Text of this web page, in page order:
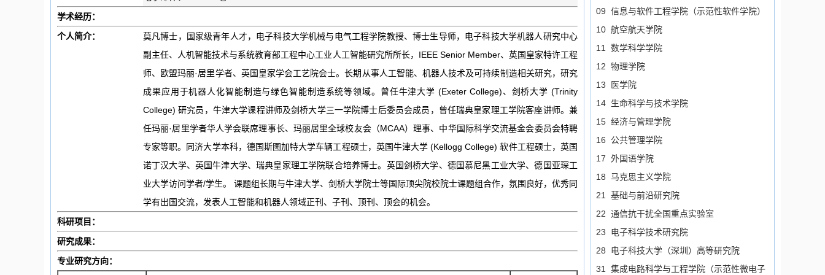
学术经历：
个人简介：
莫凡博士，国家级青年人才，电子科技大学机械与电气工程学院教授、博士生导师，电子科技大学机器人研究中心
副主任、人机智能技术与系统教育部工程中心工业人工智能研究所所长，IEEE Senior Member、英国皇家特许工程
师、欧盟玛丽·居里学者、英国皇家学会工艺院会士。长期从事人工智能、机器人技术及可持续制造相关研究，研究
成果应用于机器人化智能制造与绿色智能制造系统等领域。曾任牛津大学 (Exeter College)、剑桥大学 (Trinity
College) 研究员，牛津大学课程讲师及剑桥大学三一学院博士后委员会成员，曾任瑞典皇家理工学院客座讲师。兼
任玛丽·居里学者华人学会联席理事长、玛丽居里全球校友会（MCAA）理事、中华国际科学交流基金会委员会特聘
专家等职。同济大学本科，德国斯图加特大学车辆工程硕士，英国牛津大学 (Kellogg College) 软件工程硕士，英国
诺丁汉大学、英国牛津大学、瑞典皇家理工学院联合培养博士。英国剑桥大学、德国慕尼黑工业大学、德国亚琛工
业大学访问学者/学生。 课题组长期与牛津大学、剑桥大学院士等国际顶尖院校院士课题组合作，氛围良好，优秀同
学有出国交流，发表人工智能和机器人领域正刊、子刊、顶刊、顶会的机会。
科研项目：
研究成果：
专业研究方向：
09 信息与软件工程学院（示范性软件学院）
10 航空航天学院
11 数学科学学院
12 物理学院
13 医学院
14 生命科学与技术学院
15 经济与管理学院
16 公共管理学院
17 外国语学院
18 马克思主义学院
21 基础与前沿研究院
22 通信抗干扰全国重点实验室
23 电子科学技术研究院
28 电子科技大学（深圳）高等研究院
31 集成电路科学与工程学院（示范性微电子